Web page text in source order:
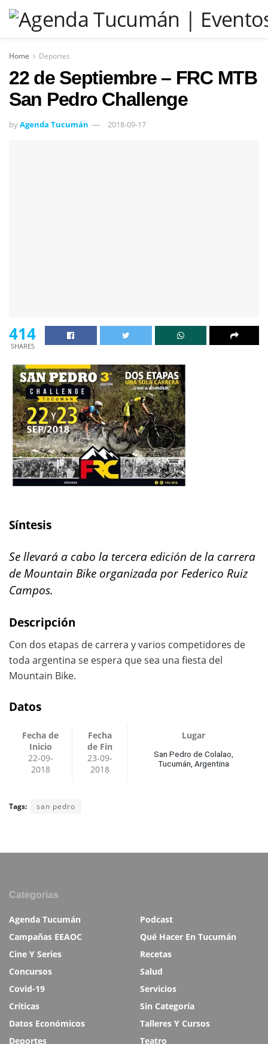
Home Deportes
22 de Septiembre – FRC MTB
San Pedro Challenge
byAgenda Tucumán 2018-09-17
414
SHARES
Síntesis
Se llevará a cabo la tercera edición de la carrera
de Mountain Bike organizada por Federico Ruiz
Campos.
Descripción
Con dos etapas de carrera y varios competidores de
toda argentina se espera que sea una fiesta del
Mountain Bike.
Datos
Fecha de
Inicio
22-09-
2018
Fecha
de Fin
23-09-
2018
Lugar
San Pedro de Colalao,
Tucumán, Argentina
Tags: san pedro
Categorias
Agenda Tucumán
Campañas EEAOC
Cine Y Series
Concursos
Covid-19
Críticas
Datos Económicos
Deportes
Podcast
Qué Hacer En Tucumán
Recetas
Salud
Servicios
Sin Categoría
Talleres Y Cursos
Teatro